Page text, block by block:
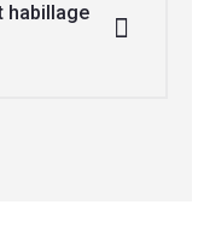
habillage